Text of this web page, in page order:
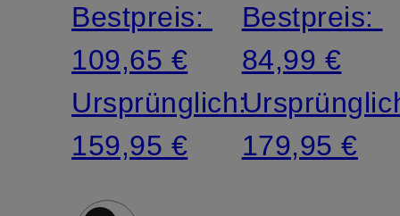
Bestpreis:
109,65 €
Ursprünglich:
159,95 €
Bestpreis:
84,99 €
179,95 €